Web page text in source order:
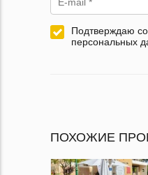
Подтверждаю
персональных
ПОХОЖИЕ